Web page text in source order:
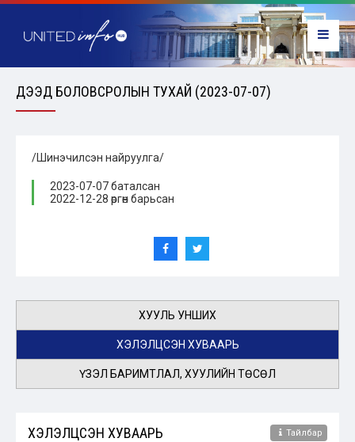
ДЭЭД БОЛОВСРОЛЫН ТУХАЙ (2023-07-07)
/Шинэчилсэн найруулга/
2023-07-07 баталсан
2022-12-28 өргөн барьсан
ХУУЛЬ УНШИХ
ХЭЛЭЛЦСЭН ХУВААРЬ
ҮЗЭЛ БАРИМТЛАЛ, ХУУЛИЙН ТӨСӨЛ
ХЭЛЭЛЦСЭН ХУВААРЬ Тайлбар